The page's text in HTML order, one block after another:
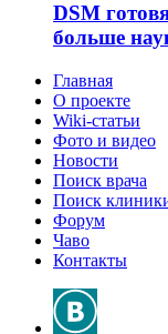
DSM
больше
Главная
О проекте
Wiki-статьи
Фото и видео
Новости
Поиск врача
Поиск
Форум
Чаво
Контакты